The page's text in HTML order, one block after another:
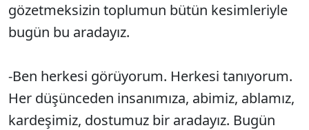
gözetmeksizin toplumun bütün kesimleriyle
bugün bu aradayız.
-Ben herkesi görüyorum. Herkesi tanıyorum.
Her düşünceden insanımıza, abimiz, ablamız,
kardeşimiz, dostumuz bir aradayız. Bugün